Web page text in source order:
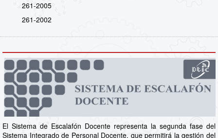
261-2005
261-2002
El Sistema de Escalafón Docente representa la segunda fase del
Sistema Integrado de Personal Docente, que permitirá la gestión del